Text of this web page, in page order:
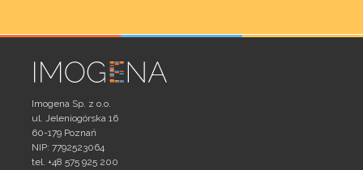
Imogena Sp. z o.o.
ul. Jeleniogórska 16
60-179 Poznań
NIP: 7792523064
tel. +48 575 925 200